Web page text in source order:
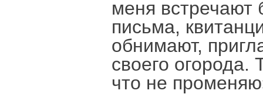
меня встречают
письма,
обнимают,
своего
что не